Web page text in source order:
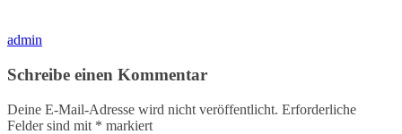
admin
Schreibe einen Kommentar
Deine E-Mail-Adresse wird nicht veröffentlicht. Erforderliche
Felder sind mit * markiert